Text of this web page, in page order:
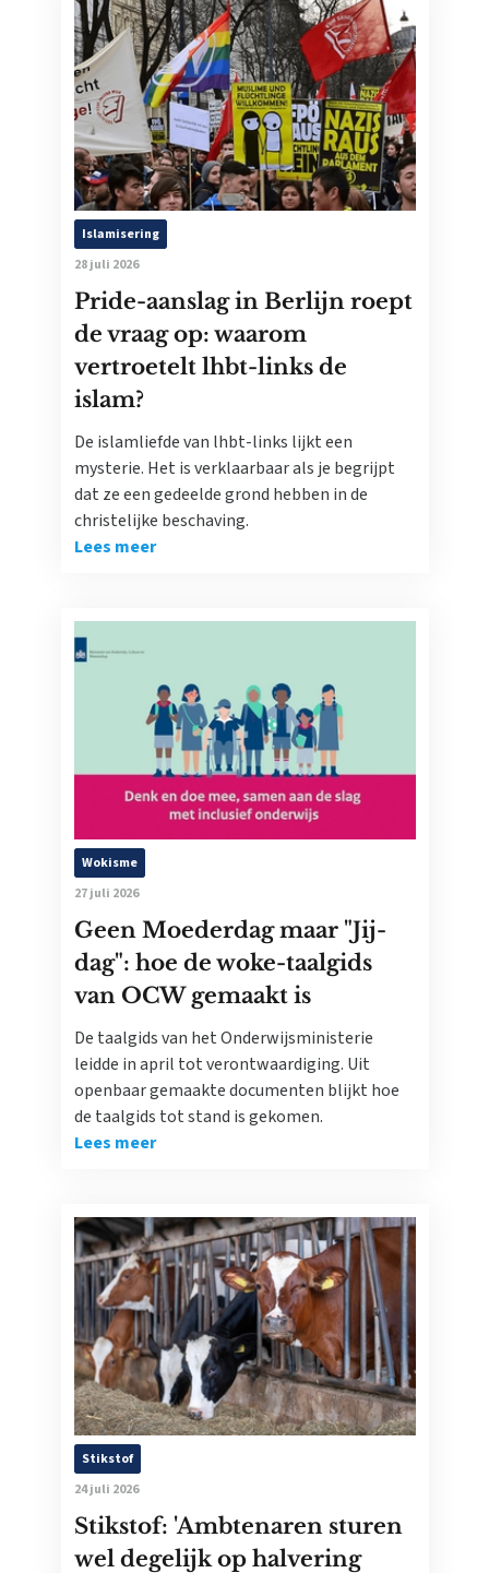
Islamisering
28 juli 2026
Pride-aanslag in Berlijn roept
de vraag op: waarom
vertroetelt lhbt-links de
islam?
De islamliefde van lhbt-links lijkt een
mysterie. Het is verklaarbaar als je begrijpt
dat ze een gedeelde grond hebben in de
christelijke beschaving.
Lees meer
Wokisme
27 juli 2026
Geen Moederdag maar "Jij-
dag": hoe de woke-taalgids
van OCW gemaakt is
De taalgids van het Onderwijsministerie
leidde in april tot verontwaardiging. Uit
openbaar gemaakte documenten blijkt hoe
de taalgids tot stand is gekomen.
Lees meer
Stikstof
24 juli 2026
Stikstof: 'Ambtenaren sturen
wel degelijk op halvering